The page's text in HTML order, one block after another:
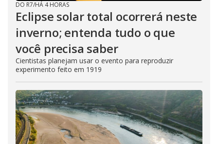
DO R7/HÁ 4 HORAS
Eclipse solar total ocorrerá neste
inverno; entenda tudo o que
você precisa saber
Cientistas planejam usar o evento para reproduzir
experimento feito em 1919